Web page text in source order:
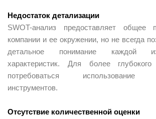
Недостаток детализации
SWOT-анализ предоставляет общее
компании и ее окружении, но не всегда
детальное понимание каждой
характеристик. Для более
потребоваться использование
инструментов.
Отсутствие количественной оценки